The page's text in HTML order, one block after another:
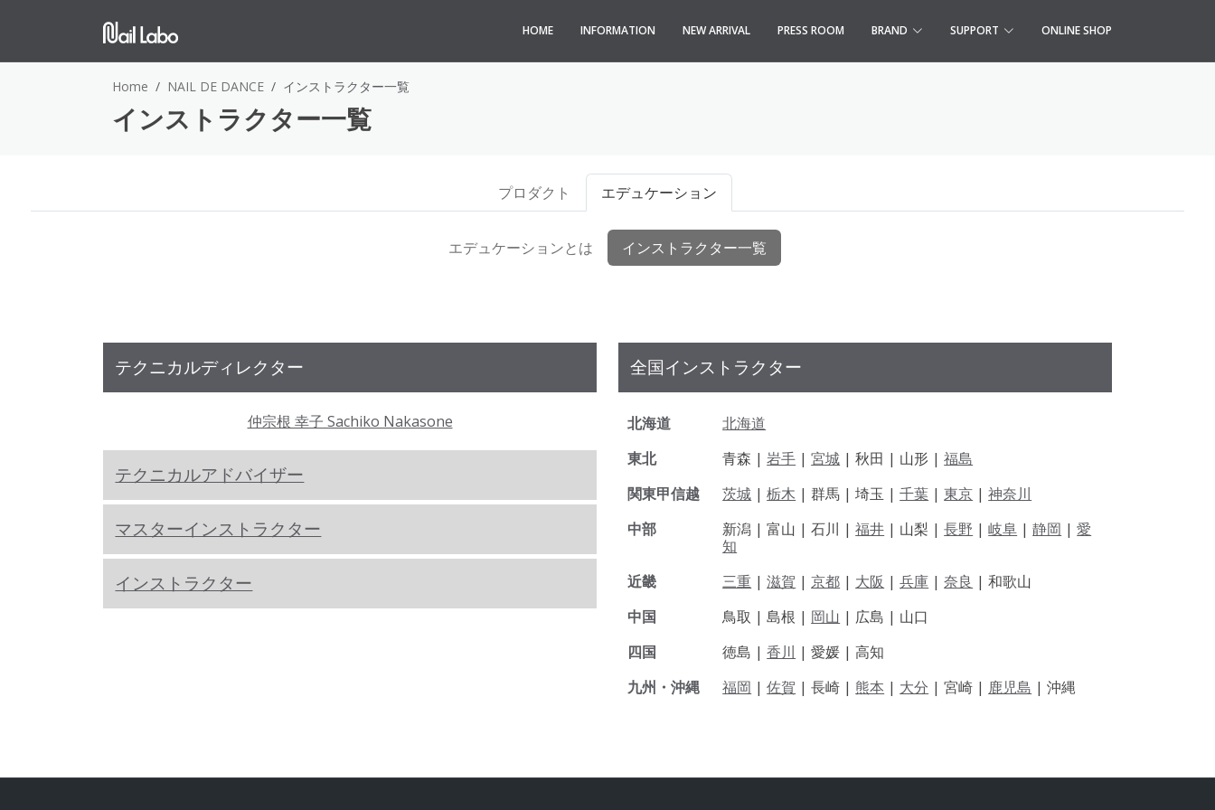
HOME INFORMATION NEW ARRIVAL PRESS ROOM BRAND SUPPORT ONLINE SHOP
Home NAIL DE DANCE インストラクター一覧
インストラクター一覧
プロダクト エデュケーション
エデュケーションとは インストラクター一覧
テクニカルディレクター
仲宗根 幸子 Sachiko Nakasone
テクニカルアドバイザー
マスターインストラクター
インストラクター
全国インストラクター
北海道
北海道
東北
青森 |岩手 |宮城 | 秋田 | 山形 |福島
関東甲信越
茨城 |栃木 | 群馬 | 埼玉 |千葉 |東京 |神奈川
中部
新潟 |富山 |石川 |福井 | 山梨 |長野 |岐阜 |静岡 |愛
知
近畿
三重 |滋賀 |京都 | 大阪 |兵庫 |奈良 |和歌山
中国
鳥取 |島根 | 岡山 | 広島 | 山口
四国
徳島 |香川 |愛媛 |高知
九州・沖縄
福岡 |佐賀 |長崎 | 熊本 | 大分 |宮崎 | 鹿児島 |沖縄